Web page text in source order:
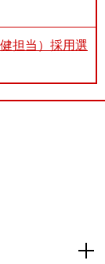
担当）採用選